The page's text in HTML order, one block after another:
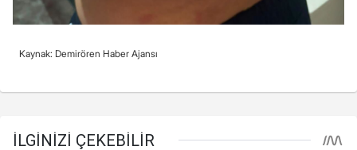
Kaynak: Demirören Haber Ajansı